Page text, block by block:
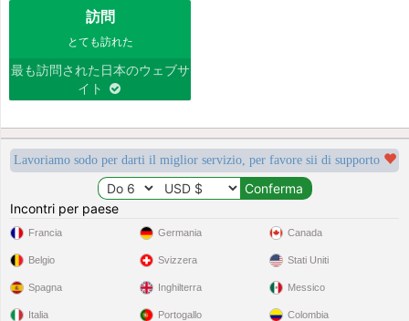
訪問
とても訪れた
最も訪問された日本のウェブサ
イト
Lavoriamo sodo per darti il miglior servizio, per favore sii di supporto
Incontri per paese
Francia
Belgio
Spagna
Italia
Germania
Svizzera
Inghilterra
Portogallo
Canada
Stati Uniti
Messico
Colombia